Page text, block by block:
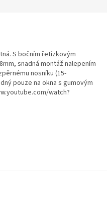
S bočním řetízkovým
snadná montáž nalepením
nosníku (15-
pouze na okna s gumovým
watch?